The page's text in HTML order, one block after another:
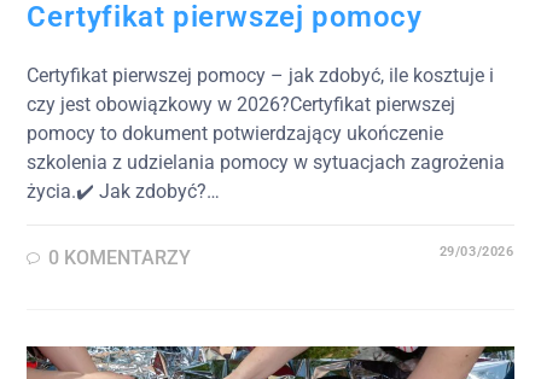
Certyfikat pierwszej pomocy
Certyfikat pierwszej pomocy – jak zdobyć, ile kosztuje i
czy jest obowiązkowy w 2026?Certyfikat pierwszej
pomocy to dokument potwierdzający ukończenie
szkolenia z udzielania pomocy w sytuacjach zagrożenia
życia.✔️ Jak zdobyć?…
0 KOMENTARZY 29/03/2026